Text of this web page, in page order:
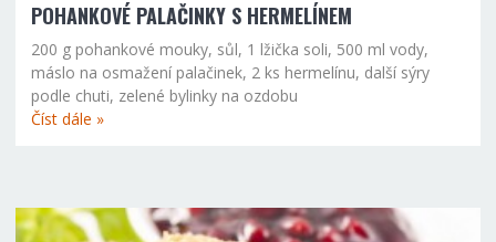
POHANKOVÉ PALAČINKY S HERMELÍNEM
200 g pohankové mouky, sůl, 1 lžička soli, 500 ml vody,
máslo na osmažení palačinek, 2 ks hermelínu, další sýry
podle chuti, zelené bylinky na ozdobu
Číst dále »